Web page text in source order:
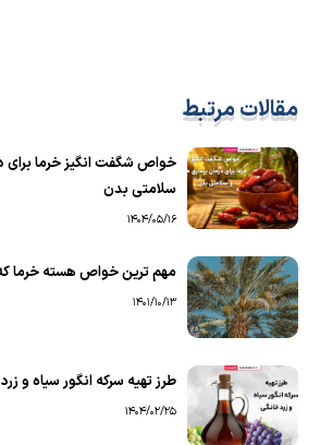
مقالات مرتبط
خواص شگفت‌ انگیز خرما برای
سلامتی بدن
1404/05/16
مهم ترین خواص هسته خرما
1401/10/13
طرز تهیه سرکه انگور سیاه و زرد
1404/02/25